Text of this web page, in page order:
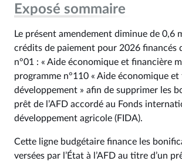
Exposé sommaire
Le présent amendement diminue de 0,6
crédits de paiement pour 2026 financés
n°01 : « Aide économique et financière
programme n°110 « Aide économique et
développement » afin de supprimer les
prêt de l’AFD accordé au Fonds
développement agricole (FIDA).
Cette ligne budgétaire finance les
versées par l’État à l’AFD au titre d’un